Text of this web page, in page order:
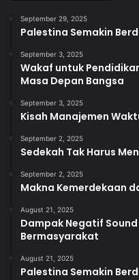
September 29, 2025
Palestina Semakin
September 3, 2025
Wakaf untuk
Masa Depan Bangsa
September 3, 2025
Kisah Manajemen
September 2, 2025
Sedekah Tak Harus
September 2, 2025
Makna Kemerdekaan
August 21, 2025
Dampak Negatif
Bermasyarakat
August 21, 2025
Palestina Semakin